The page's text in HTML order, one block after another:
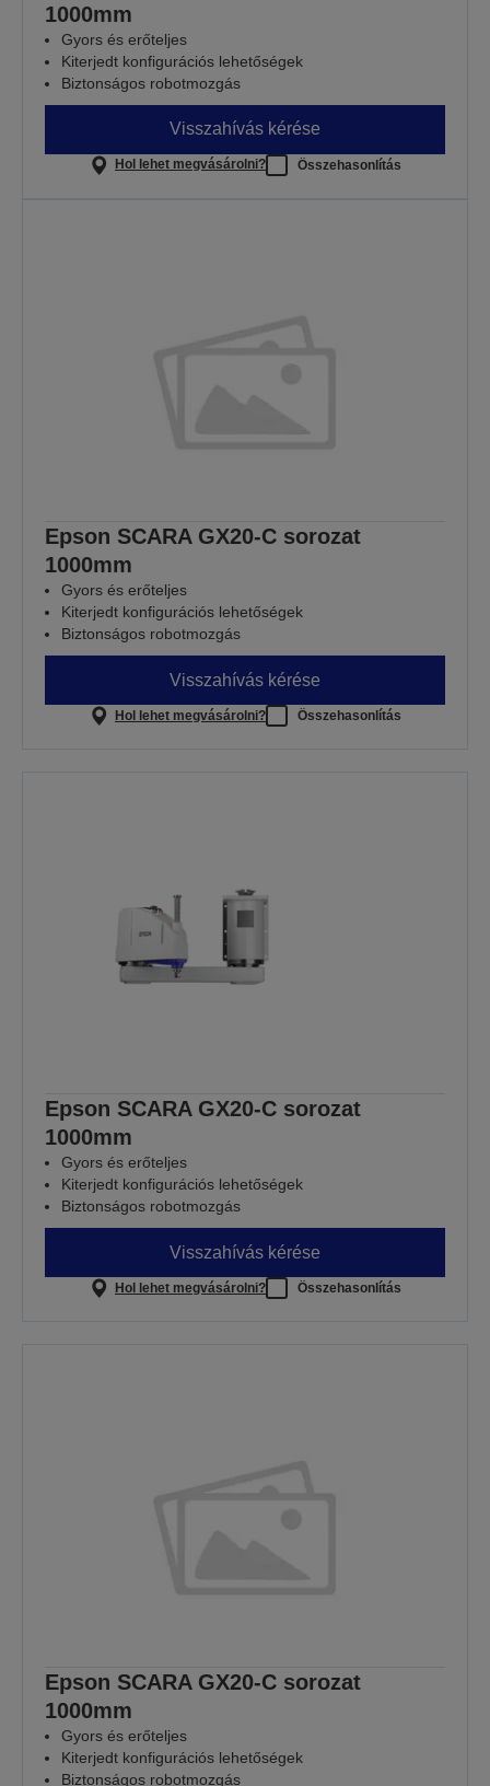
1000mm
Gyors és erőteljes
Kiterjedt konfigurációs lehetőségek
Biztonságos robotmozgás
Visszahívás kérése
Hol lehet megvásárolni? Összehasonlítás
Epson SCARA GX20-C sorozat
1000mm
Gyors és erőteljes
Kiterjedt konfigurációs lehetőségek
Biztonságos robotmozgás
Visszahívás kérése
Hol lehet megvásárolni? Összehasonlítás
Epson SCARA GX20-C sorozat
1000mm
Gyors és erőteljes
Kiterjedt konfigurációs lehetőségek
Biztonságos robotmozgás
Visszahívás kérése
Hol lehet megvásárolni? Összehasonlítás
Epson SCARA GX20-C sorozat
1000mm
Gyors és erőteljes
Kiterjedt konfigurációs lehetőségek
Biztonságos robotmozgás